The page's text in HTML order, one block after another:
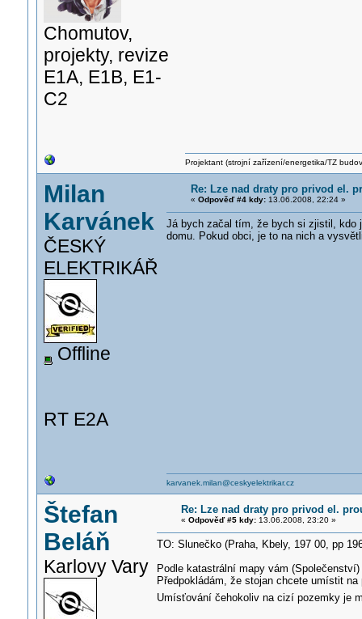
Chomutov,
projekty, revize
E1A, E1B, E1-
C2
Projektant (strojní zařízení/energetika/TZ
Milan
Karvánek
ČESKÝ
ELEKTRIKÁŘ
Offline
RT E2A
Re: Lze nad draty pro privod el.
« Odpověď #4 kdy:13.06.2008, 22:24 »
Já bych začal tím, že bych si zjistil, kdo
domu. Pokud obci, je to na nich a
karvanek.milan@ceskyelektrikar.cz
Štefan
Beláň
Karlovy Vary
Re: Lze nad draty pro privod el.
« Odpověď #5 kdy:13.06.2008, 23:20 »
TO: Slunečko (Praha, Kbely, 197 00, pp
Podle katastrální mapy vám
Předpokládám, že stojan chcete umístit na
Umísťování čehokoliv na cizí pozemky je